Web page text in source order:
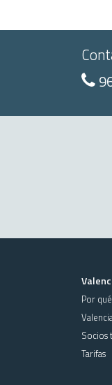
Por
Socios
Tarifas